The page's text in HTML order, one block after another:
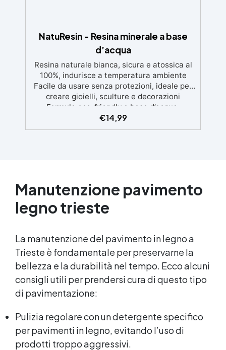
NatuResin - Resina minerale a base
d’acqua
Resina naturale bianca, sicura e atossica al
100%, indurisce a temperatura ambiente
Facile da usare senza protezioni, ideale per
creare gioielli, sculture e decorazioni
Formula eco-friendly a base d’acqua,
alternativa sicura alle resine tradizionali
Adatta anche ai bambini, perfetta per un
€14,99
Manutenzione pavimento
legno trieste
La manutenzione del pavimento in legno a
Trieste è fondamentale per preservarne la
bellezza e la durabilità nel tempo. Ecco alcuni
consigli utili per prendersi cura di questo tipo
di pavimentazione:
Pulizia regolare con un detergente specifico
per pavimenti in legno, evitando l’uso di
prodotti troppo aggressivi.